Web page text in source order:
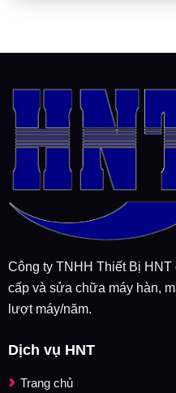
Công ty TNHH Thiết Bị
cấp và sửa chữa máy hàn,
lượt máy/năm.
Dịch vụ HNT
Trang chủ